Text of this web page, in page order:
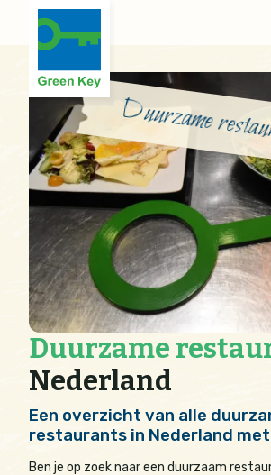
Duurzame
Nederland
Een overzicht van alle
restaurants in Nederland met
Ben je op zoek naar een duurzaam
Duurzame